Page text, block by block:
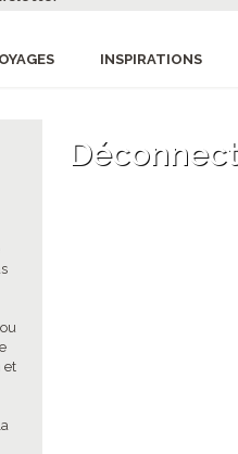
INSPIRATIONS
et